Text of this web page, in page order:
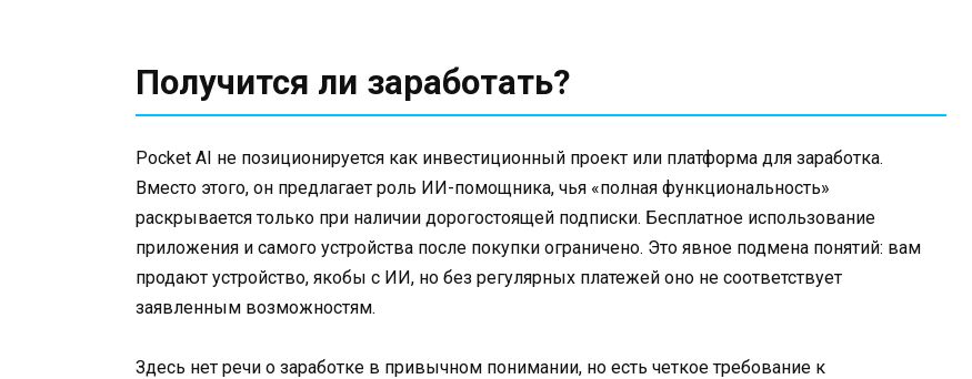
Получится ли заработать?
Pocket AI не позиционируется как инвестиционный проект или платформа для заработка.
Вместо этого, он предлагает роль ИИ-помощника, чья «полная функциональность»
раскрывается только при наличии дорогостоящей подписки. Бесплатное использование
приложения и самого устройства после покупки ограничено. Это явное подмена понятий: вам
продают устройство, якобы с ИИ, но без регулярных платежей оно не соответствует
заявленным возможностям.
Здесь нет речи о заработке в привычном понимании, но есть четкое требование к